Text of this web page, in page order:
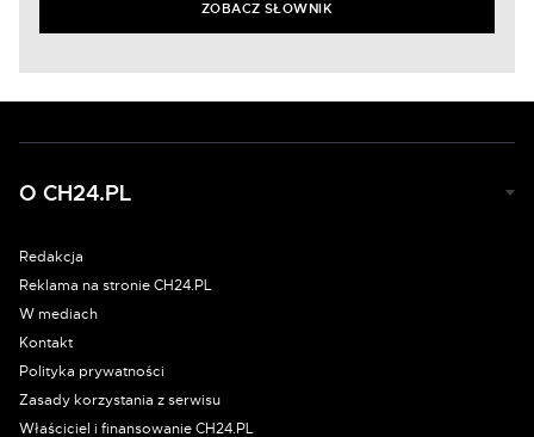
ZOBACZ SŁOWNIK
O CH24.PL
Redakcja
Reklama na stronie CH24.PL
W mediach
Kontakt
Polityka prywatności
Zasady korzystania z serwisu
Właściciel i finansowanie CH24.PL